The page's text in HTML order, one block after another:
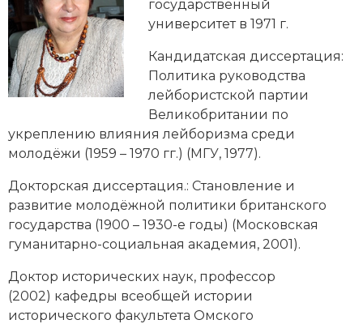
Генеалогия, геральдика
Государство и право
Европа
Историческая география и топонимика
История материальной и духовной культуры
История международных отношений
История, философия, теория и методология
исторического знания
Итория международных отношений
государственный
университет в 1971 г.
Кандидатская диссертация:
Политика руководства
лейбористской партии
Великобритании по
укреплению влияния лейборизма среди
молодёжи (1959 – 1970 гг.) (МГУ, 1977).
Докторская диссертация.: Становление и
развитие молодёжной политики британского
государства (1900 – 1930-е годы) (Московская
гуманитарно-социальная академия, 2001).
Доктор исторических наук, профессор
(2002) кафедры всеобщей истории
исторического факультета Омского